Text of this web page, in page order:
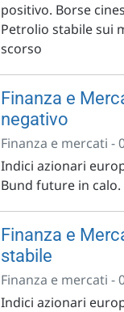
positivo. Borse
Petrolio stabile sui
scorso
Finanza e
negativo
Finanza e mercati -
Indici azionari
Bund future in
Finanza e
stabile
Finanza e mercati -
Indici azionari